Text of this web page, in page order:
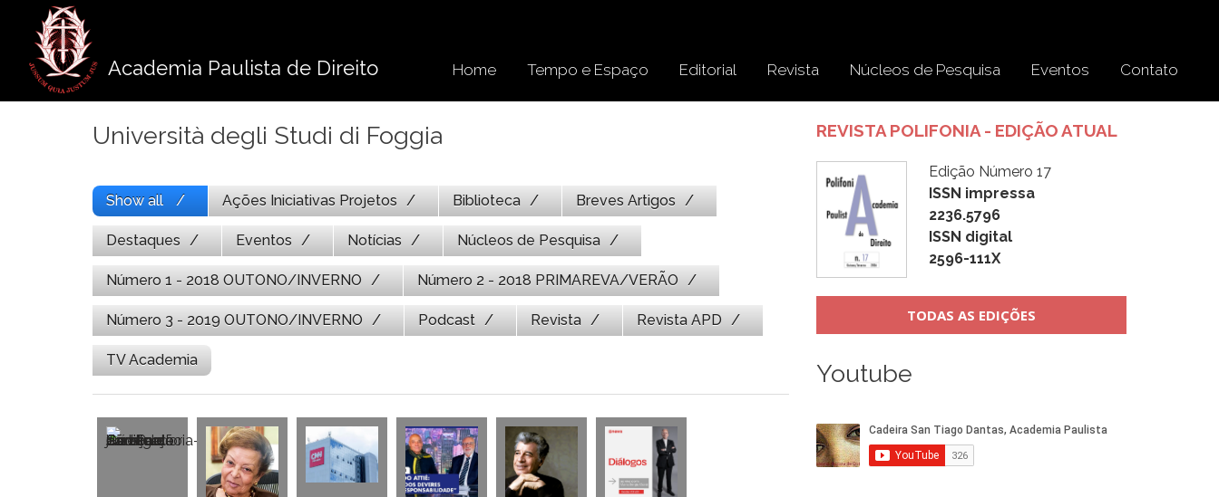
conteúdo
Academia Paulista de Direito Home Tempo e Espaço Editorial Revista Núcleos de Pesquisa Eventos Contato
Università degli Studi di Foggia
Show all Ações Iniciativas Projetos Biblioteca Breves Artigos
Destaques Eventos Notícias Núcleos de Pesquisa
Número 1 - 2018 OUTONO/INVERNO Número 2 - 2018 PRIMAREVA/VERÃO
Número 3 - 2019 OUTONO/INVERNO Podcast Revista Revista APD
TV Academia
REVISTA POLIFONIA - EDIÇÃO ATUAL
Edição Número 17
ISSN impressa
2236.5796
ISSN digital
2596-111X
TODAS AS EDIÇÕES
Youtube